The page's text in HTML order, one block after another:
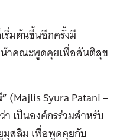
ริ่มต้นขึ้นอีกครั้งมี
าคณะพูดคุยเพื่อสันติสุข
(Majlis Syura Patani –
า เป็นองค์กรร่วมสำหรับ
สลิม เพื่อพูดคุยกับ